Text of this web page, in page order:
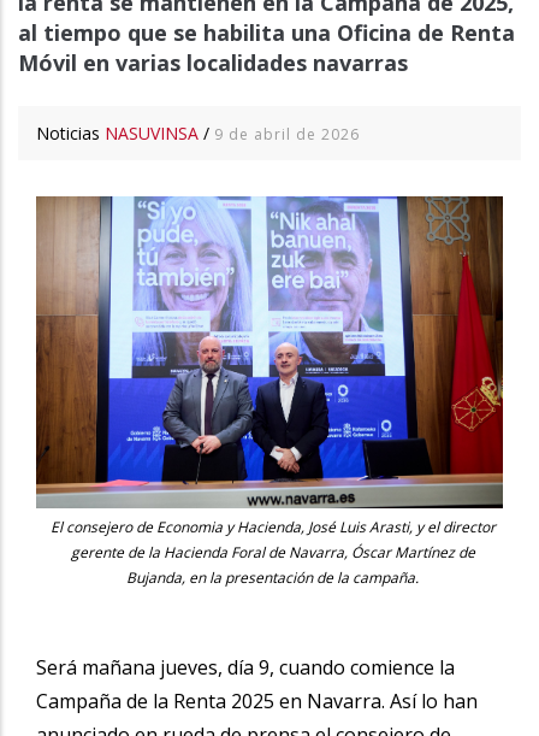
al tiempo que se habilita una Oficina de Renta
Móvil en varias localidades navarras
Noticias NASUVINSA / 9 de abril de 2026
El consejero de Economia y Hacienda, José Luis Arasti, y el director
gerente de la Hacienda Foral de Navarra, Óscar Martínez de
Bujanda, en la presentación de la campaña.
Será mañana jueves, día 9, cuando comience la
Campaña de la Renta 2025 en Navarra. Así lo han